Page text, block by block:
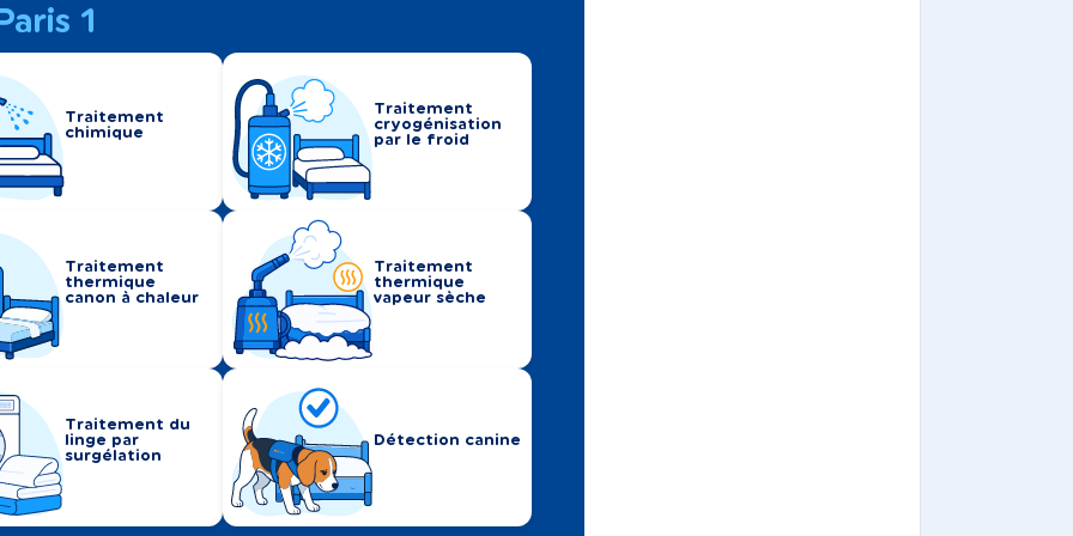
1
Traitement
chimique
Traitement
cryogénisation
par le froid
Traitement
thermique
canon à chaleur
Traitement
thermique
vapeur sèche
Traitement du
linge par
surgélation
Détection canine